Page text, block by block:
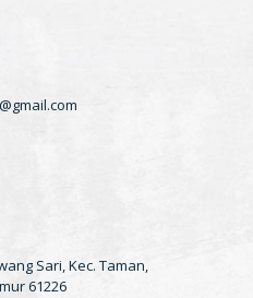
Sari, Kec. Taman,
61226